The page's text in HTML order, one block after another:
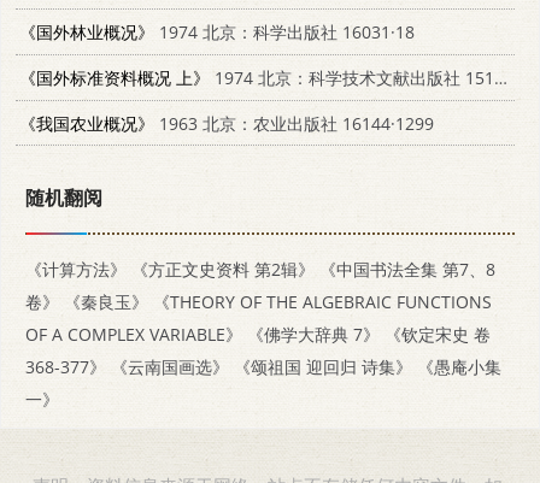
《国外林业概况》
1974 北京：科学出版社 16031·18
《国外标准资料概况 上》
1974 北京：科学技术文献出版社 15176·25
《我国农业概况》
1963 北京：农业出版社 16144·1299
随机翻阅
《计算方法》 《方正文史资料 第2辑》
《中国书法全集 第7、8
卷》
《秦良玉》
《THEORY OF THE ALGEBRAIC FUNCTIONS
OF A COMPLEX VARIABLE》
《佛学大辞典 7》
《钦定宋史 卷
368-377》
《云南国画选》 《颂祖国 迎回归 诗集》
《愚庵小集
一》